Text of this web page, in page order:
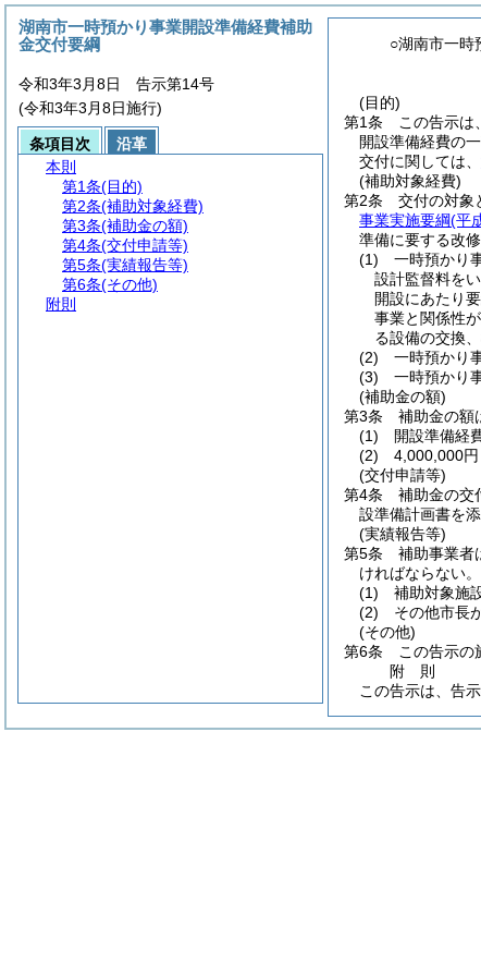
○湖南市一時
(目的)
第1条
この告示は
開設準備経費の
交付に関しては、
(補助対象経費)
第2条
交付の対象
事業実施要綱(平
準備に要する改
(1)
一時預かり
設計監督料を
開設にあたり
事業と関係性
る設備の交換
(2)
一時預かり
(3)
一時預かり
(補助金の額)
第3条
補助金の額
(1)
開設準備経
(2)
4,000,000円
(交付申請等)
第4条
補助金の交
設準備計画書を
(実績報告等)
第5条
補助事業者
ければならない。
(1)
補助対象施
(2)
その他市長
(その他)
第6条
この告示の
附 則
この告示は、告
湖南市一時預かり事業開設準備経費補助
金交付要綱
令和3年3月8日 告示第14号
(令和3年3月8日施行)
条項目次
沿革
本則
第1条(目的)
第2条(補助対象経費)
第3条(補助金の額)
第4条(交付申請等)
第5条(実績報告等)
第6条(その他)
附則